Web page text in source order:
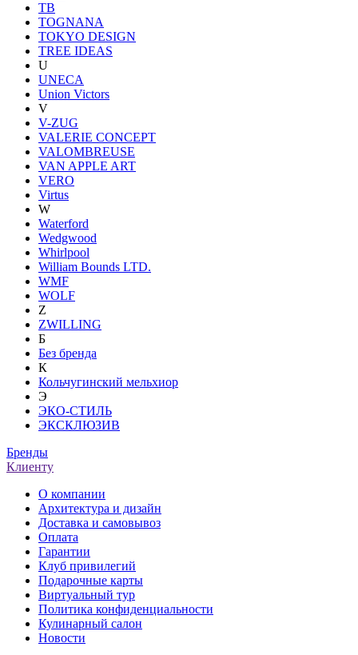
TB
TOGNANA
TOKYO DESIGN
TREE IDEAS
U
UNECA
Union Victors
V
V-ZUG
VALERIE CONCEPT
VALOMBREUSE
VAN APPLE ART
VERO
Virtus
W
Waterford
Wedgwood
Whirlpool
William Bounds LTD.
WMF
WOLF
Z
ZWILLING
Б
Без бренда
К
Кольчугинский мельхиор
Э
ЭКО-СТИЛЬ
ЭКСКЛЮЗИВ
Бренды
Клиенту
О компании
Архитектура и дизайн
Доставка и самовывоз
Оплата
Гарантии
Клуб привилегий
Подарочные карты
Виртуальный тур
Политика конфиденциальности
Кулинарный салон
Новости